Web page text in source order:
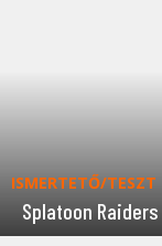
ISMERTETŐ/TESZT
Splatoon